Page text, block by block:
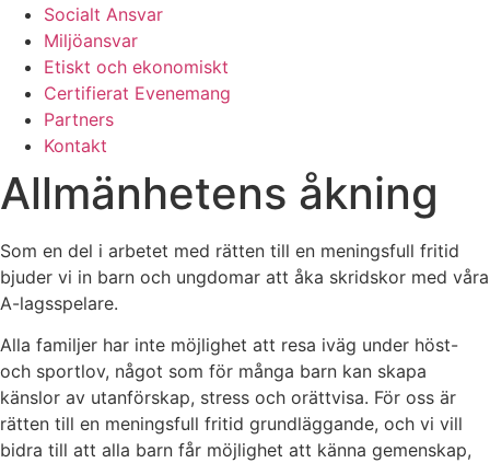
Socialt Ansvar
Miljöansvar
Etiskt och ekonomiskt
Certifierat Evenemang
Partners
Kontakt
Allmänhetens åkning
Som en del i arbetet med rätten till en meningsfull fritid
bjuder vi in barn och ungdomar att åka skridskor med våra
A-lagsspelare.
Alla familjer har inte möjlighet att resa iväg under höst-
och sportlov, något som för många barn kan skapa
känslor av utanförskap, stress och orättvisa. För oss är
rätten till en meningsfull fritid grundläggande, och vi vill
bidra till att alla barn får möjlighet att känna gemenskap,